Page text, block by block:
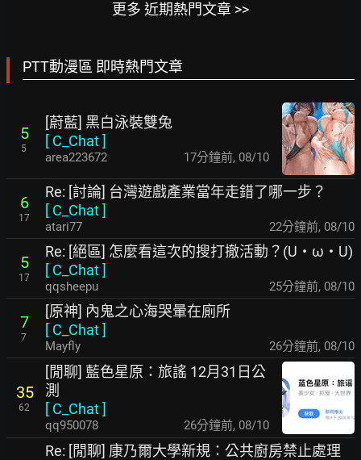
更多 近期熱門文章 >>
PTT動漫區 即時熱門文章
5
5
[蔚藍] 黑白泳裝雙兔
[ C_Chat]
area223672 17分鐘前, 08/10
6
17
Re: [討論] 台灣遊戲產業當年走錯了哪一步？
[ C_Chat]
atari77 22分鐘前, 08/10
5
17
Re: [絕區] 怎麼看這次的搜打撤活動？(U・ω・U)
[ C_Chat]
qqsheepu 25分鐘前, 08/10
7
7
[原神] 內鬼之心海哭暈在廁所
[ C_Chat]
Mayfly 26分鐘前, 08/10
35
62
[閒聊] 藍色星原：旅謠 12月31日公
測
[ C_Chat]
qq950078 26分鐘前, 08/10
Re: [閒聊] 康乃爾大學新規：公共廚房禁止處理